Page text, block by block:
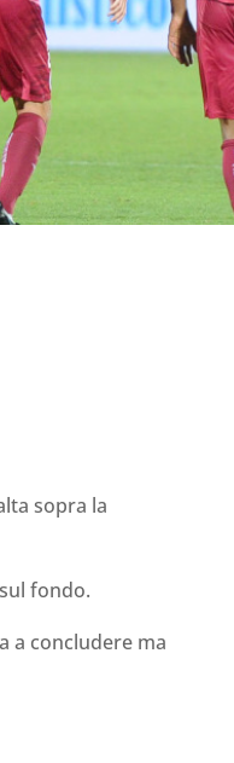
sopra la
fondo.
a concludere ma